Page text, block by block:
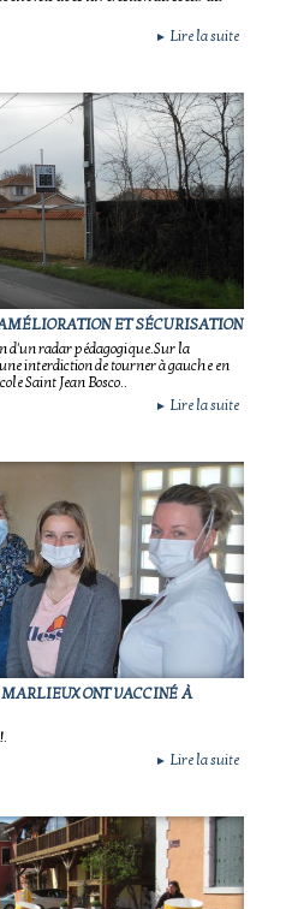
► Lire la suite
ET SÉCURISATION
d'un radar pédagogique.Sur la
interdiction de tourner à gauche en
Saint Jean Bosco..
► Lire la suite
ONT VACCINÉ À
► Lire la suite